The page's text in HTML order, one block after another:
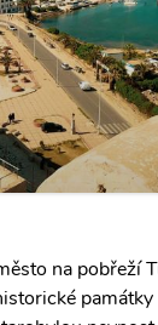
na pobřeží